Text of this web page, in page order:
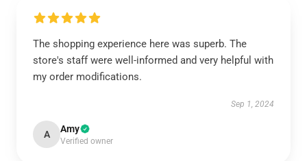
The shopping experience here was superb. The
store's staff were well-informed and very helpful with
my order modifications.
Sep 1, 2024
A Amy
Verified owner